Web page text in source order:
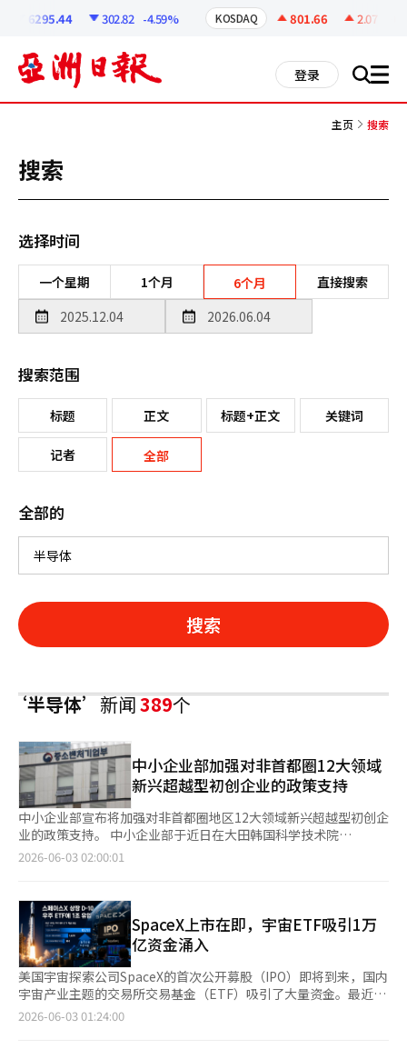
6295.44 302.82 -4.59% KOSDAQ 801.66 2.07
登录 搜 all
主页 搜索
搜索
选择时间
一个星期 1个月 6个月 直接搜索
搜索范围
标题 正文 标题+正文 关键词
记者 全部
全部的
搜索
‘半导体’新闻389个
中小企业部加强对非首都圈12大领域
新兴超越型初创企业的政策支持
中小企业部宣布将加强对非首都圈地区12大领域新兴超越型初创企
业的政策支持。 中小企业部于近日在大田韩国科学技术院
（KAIST）文治校园举行了针对2026年非首都圈新兴超越型初创企
心的新兴产业初创企业政策。 “超越型初创企业项目”是选拔能
够引领国家经济未来的新兴产业领域初创企业，通过技术商业化资
金和技术开发等关联支持项目，培养其成为全球独角兽。自2023
年起，每年选拔约200家公司，目前已培养804家公司。特别是，
非首都圈新企业的选拔比例从2023年的28.7%逐年增加到今年的
35.5%。各年度非首都圈新选企业比例分别为2023年（28.7%）、
2024年（30%）、2025年（33%）、2026年（35.5%）。 自今
年起，政府政策和全球技术及市场的趋势被纳入考虑，原有的10大
2026-06-03 02:00:01
SpaceX上市在即，宇宙ETF吸引1万
亿资金涌入
美国宇宙探索公司SpaceX的首次公开募股（IPO）即将到来，国内
宇宙产业主题的交易所交易基金（ETF）吸引了大量资金。最近一
周，宇宙主题ETF的资金流入超过1万亿韩元。 根据6月2日的
2026-06-03 01:24:00